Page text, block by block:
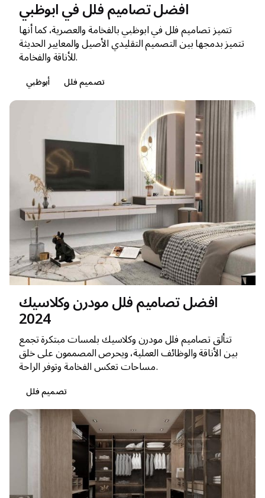
افضل تصاميم فلل في ابوظبي
تتميز تصاميم فلل في ابوظبي بالفخامة والعصرية، كما أنها
تتميز بدمجها بين التصميم التقليدي الأصيل والمعايير الحديثة
للأناقة والفخامة.
أبوظبي تصميم فلل
افضل تصاميم فلل مودرن وكلاسيك
2024
تتألق تصاميم فلل مودرن وكلاسيك بلمسات مبتكرة تجمع
بين الأناقة والوظائف العملية، ويحرص المصممون على خلق
مساحات تعكس الفخامة وتوفر الراحة.
تصميم فلل